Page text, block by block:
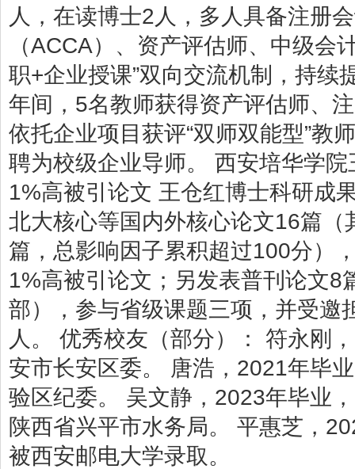
人，在读博士2人，多人具备注册
（ACCA）、资产评估师、中级会
职+企业授课”双向交流机制，持
年间，5名教师获得资产评估师、
依托企业项目获评“双师双能型”教
聘为校级企业导师。 西安培华学
1%高被引论文 王仓红博士科研成
北大核心等国内外核心论文16篇
篇，总影响因子累积超过100分）
1%高被引论文；另发表普刊论文8
部），参与省级课题三项，并受邀
人。 优秀校友（部分）： 符永刚
安市长安区委。 唐浩，2021年毕
验区纪委。 吴文静，2023年毕业
陕西省兴平市水务局。 平惠芝，
被西安邮电大学录取。